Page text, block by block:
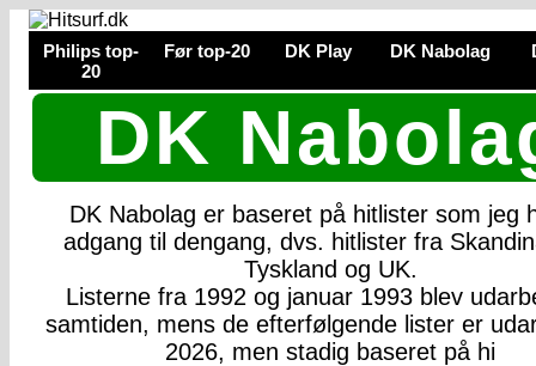
Philips top-
20
Før top-20 DK Play DK Nabolag
DK
DK Nabolag er baseret på hitlister som jeg
adgang til dengang, dvs. hitlister fra
Tyskland og UK.
Listerne fra 1992 og januar 1993 blev
samtiden, mens de efterfølgende lister er
2026, men stadig baseret på hi